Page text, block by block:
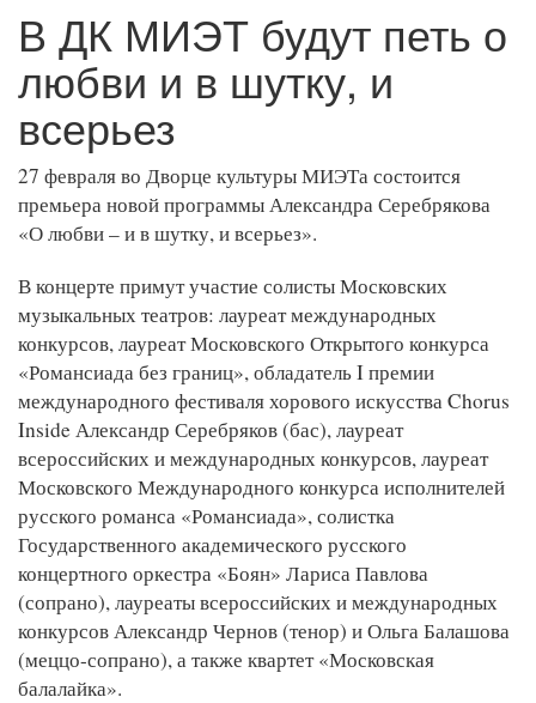
В ДК МИЭТ будут петь о
любви и в шутку, и
всерьез
27 февраля во Дворце культуры МИЭТа состоится
премьера новой программы Александра Серебрякова
«О любви – и в шутку, и всерьез».
В концерте примут участие солисты Московских
музыкальных театров: лауреат международных
конкурсов, лауреат Московского Открытого конкурса
«Романсиада без границ», обладатель I премии
международного фестиваля хорового искусства Chorus
Inside Александр Серебряков (бас), лауреат
всероссийских и международных конкурсов, лауреат
Московского Международного конкурса исполнителей
русского романса «Романсиада», солистка
Государственного академического русского
концертного оркестра «Боян» Лариса Павлова
(сопрано), лауреаты всероссийских и международных
конкурсов Александр Чернов (тенор) и Ольга Балашова
(меццо-сопрано), а также квартет «Московская
балалайка».